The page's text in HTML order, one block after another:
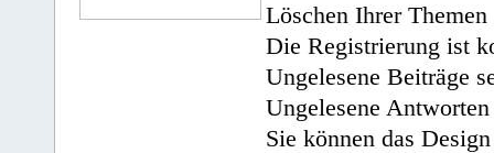
Löschen Ihrer
Die Registrierung ist
Ungelesene Beiträge
Ungelesene
Sie können das